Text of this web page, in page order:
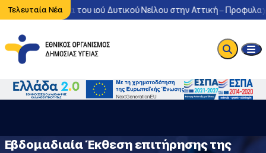
Τελευταία Νέα
κυκλοφορία του ιού Δυτικού Νείλου στην Αττική –
Εβδομαδιαία Έκθεση επιτήρησης της